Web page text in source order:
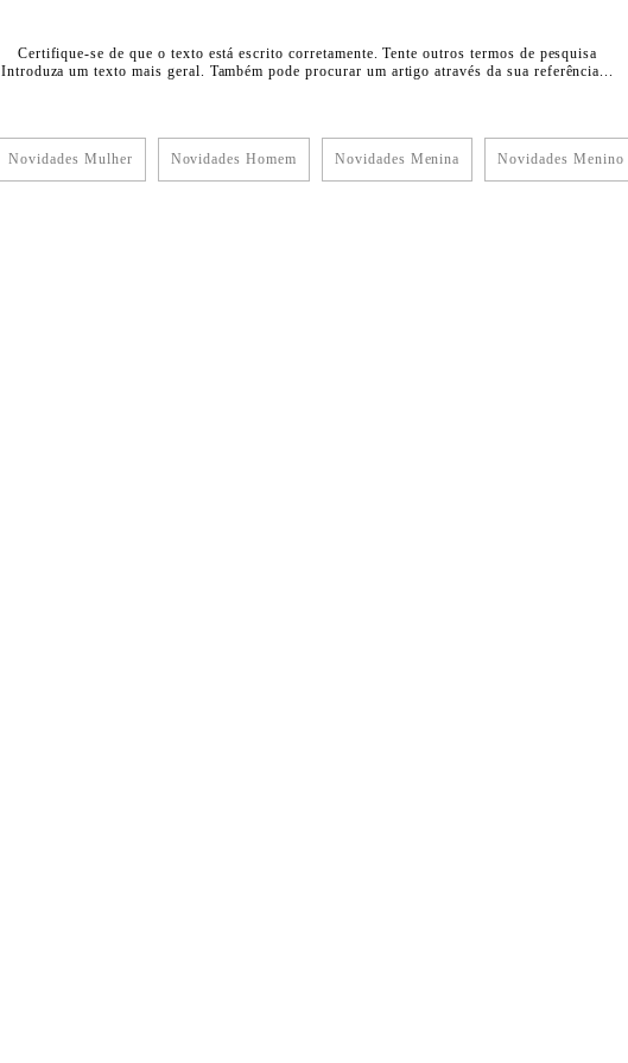
Certifique-se de que o texto está escrito corretamente. Tente outros termos de pesquisa
Introduza um texto mais geral. Também pode procurar um artigo através da sua referência...
Novidades Mulher Novidades Homem Novidades Menina Novidades Menino